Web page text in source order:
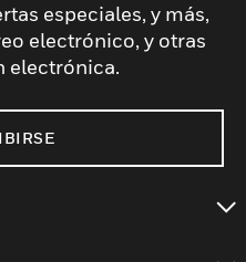
especiales, y más,
electrónico, y otras
electrónica.